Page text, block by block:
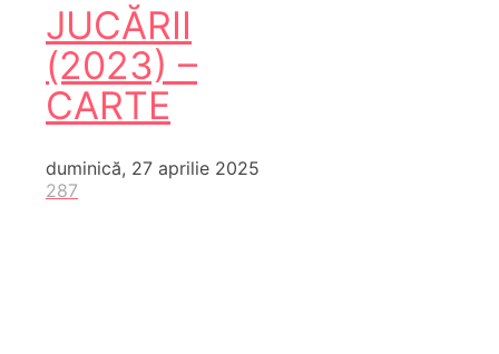
JUCĂRII
(2023) –
CARTE
duminică, 27 aprilie 2025
287